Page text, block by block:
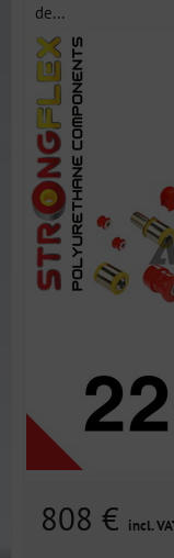
de...
808 € incl.